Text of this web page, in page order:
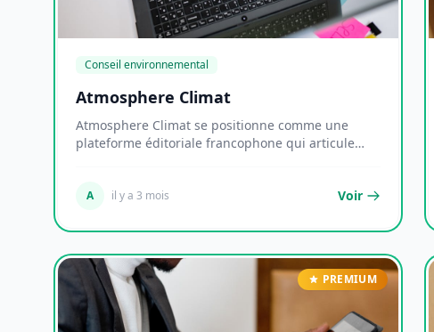
Conseil environnemental
Atmosphere Climat
Atmosphere Climat se positionne comme une
plateforme éditoriale francophone qui articule
A il y a 3 mois Voir
PREMIUM